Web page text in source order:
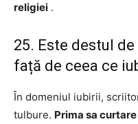
religiei .
25. Este destul
față de ceea ce
În domeniul iubirii,
tulbure. Prima sa